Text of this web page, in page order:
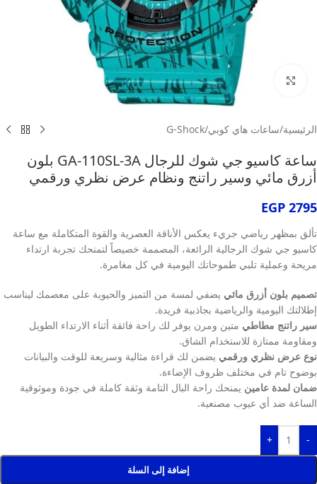
انقر للتكبير
الرئيسية/ساعات هاي كوبي/
G-Shock
ساعة كاسيو جي شوك للرجال GA-110SL-3A بلون
أزرق مائي وسير راتنج ونظام عرض نظري ورقمي
EGP 2795
تألق بمظهر رياضي جريء يعكس الأناقة العصرية والقوة المتكاملة مع ساعة
كاسيو جي شوك الرجالية الرائعة، المصممة خصيصاً لتمنحك تجربة ارتداء
مريحة وعملية تلبي طموحاتك اليومية في كل مغامرة.
تصميم بلون أزرق مائي يضفي لمسة من التميز والحيوية على معصمك ليناسب
إطلالتك اليومية والرياضية بجاذبية فريدة.
سير راتنج مطاطي متين ومرن يوفر لك راحة فائقة أثناء الارتداء الطويل
ومقاومة ممتازة للاستخدام الشاق.
نوع عرض نظري ورقمي يضمن لك قراءة مثالية وسريعة للوقت والبيانات
بوضوح تام في مختلف ظروف الإضاءة.
ضمان لمدة عامين يمنحك راحة البال التامة وثقة كاملة في جودة وموثوقية
الساعة ضد أي عيوب مصنعية.
-
+
إضافة إلى السلة